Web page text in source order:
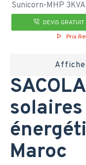
Sunicorn-MHP 3KVA
DEVIS GRATUIT
Prix
Maroc